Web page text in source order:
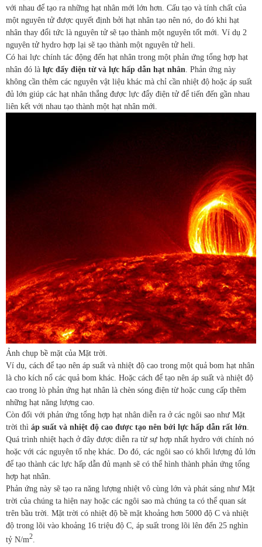
với nhau để tạo ra những hạt nhân mới lớn hơn. Cấu tạo và tính chất của
một nguyên tử được quyết định bởi hạt nhân tạo nên nó, do đó khi hạt
nhân thay đổi tức là nguyên tử sẽ tạo thành một nguyên tốt mới. Ví dụ 2
nguyên tử hydro hợp lại sẽ tạo thành một nguyên tử heli.
Có hai lực chính tác động đến hạt nhân trong một phản ứng tổng hợp hạt
nhân đó là lực đẩy điện từ và lực hấp dẫn hạt nhân. Phản ứng này
không cần thêm các nguyên vật liệu khác mà chỉ cần nhiệt độ hoặc áp suất
đủ lớn giúp các hạt nhân thắng được lực đẩy điện tử để tiến đến gần nhau
liên kết với nhau tạo thành một hạt nhân mới.
Ảnh chụp bề mặt của Mặt trời.
Ví dụ, cách để tạo nên áp suất và nhiệt độ cao trong một quả bom hạt nhân
là cho kích nổ các quả bom khác. Hoặc cách để tạo nên áp suất và nhiệt độ
cao trong lò phản ứng hạt nhân là chèn sóng điện từ hoặc cung cấp thêm
những hạt năng lượng cao.
Còn đối với phản ứng tổng hợp hạt nhân diễn ra ở các ngôi sao như Mặt
trời thì áp suất và nhiệt độ cao được tạo nên bởi lực hấp dẫn rất lớn.
Quá trình nhiệt hạch ở đây được diễn ra từ sự hợp nhất hydro với chính nó
hoặc với các nguyên tố nhẹ khác. Do đó, các ngôi sao có khối lượng đủ lớn
để tạo thành các lực hấp dẫn đủ mạnh sẽ có thể hình thành phản ứng tổng
hợp hạt nhân.
Phản ứng này sẽ tạo ra năng lượng nhiệt vô cùng lớn và phát sáng như Mặt
trời của chúng ta hiện nay hoặc các ngôi sao mà chúng ta có thể quan sát
trên bầu trời. Mặt trời có nhiệt độ bề mặt khoảng hơn 5000 độ C và nhiệt
độ trong lõi vào khoảng 16 triệu độ C, áp suất trong lõi lên đến 25 nghìn
tỷ N/m2